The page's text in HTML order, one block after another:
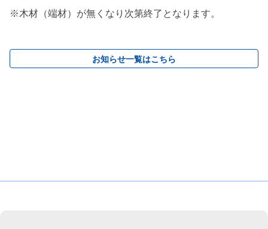
※木材（端材）が無くなり次第終了となります。
お知らせ一覧はこちら